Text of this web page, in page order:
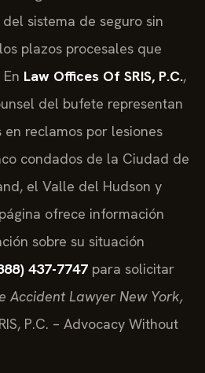
sistema de seguro sin
plazos procesales que
Law Offices Of SRIS, P.C.,
del bufete representan
reclamos por lesiones
condados de la Ciudad de
el Valle del Hudson y
ofrece información
sobre su situación
437-7747 para solicitar
Accident Lawyer New York,
P.C. – Advocacy Without